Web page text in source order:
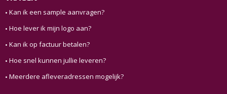
Kan ik een sample aanvragen?
Hoe lever ik mijn logo aan?
Kan ik op factuur betalen?
Hoe snel kunnen jullie leveren?
Meerdere afleveradressen mogelijk?